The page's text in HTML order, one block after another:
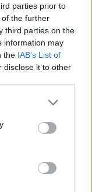
parties prior to
the further
third parties on the
information may
the IAB’s List of
disclose it to other